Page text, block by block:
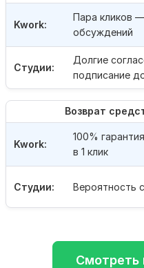
Студии:
Долгие
подписание
Kwork:
Пара кликов
обсуждений
Возврат
Студии: Вероятность
Kwork:
100%
в 1 клик
Смотреть